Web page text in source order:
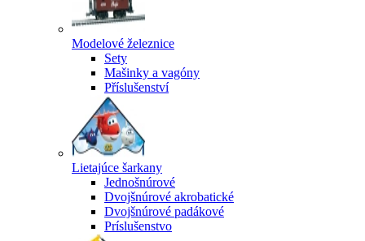
Modelové železnice
Sety
Mašinky a vagóny
Příslušenství
Lietajúce šarkany
Jednošnúrové
Dvojšnúrové akrobatické
Dvojšnúrové padákové
Príslušenstvo